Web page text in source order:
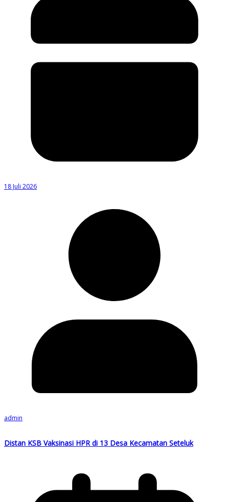
18 Juli 2026
admin
Distan KSB Vaksinasi HPR di 13 Desa Kecamatan Seteluk